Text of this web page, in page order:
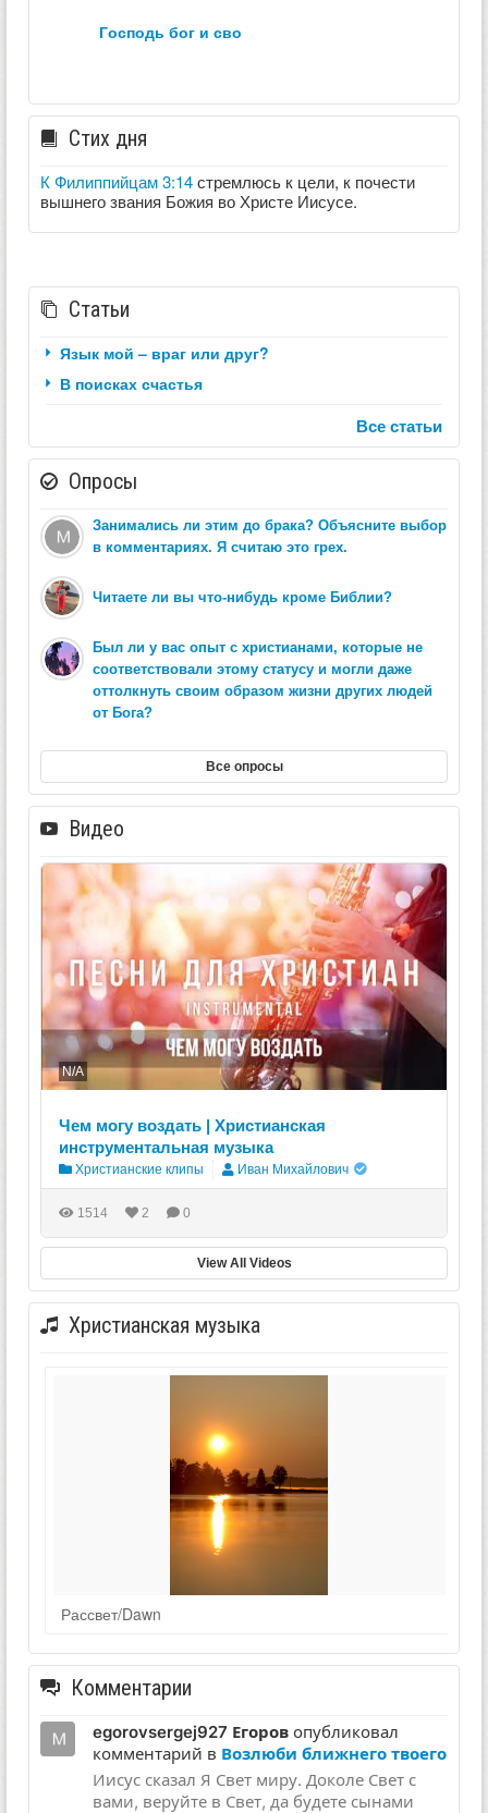
господь бог и сво
Стих дня
К Филиппийцам 3:14стремлюсь к цели, к почести
вышнего звания Божия во Христе Иисусе.
Статьи
Язык мой – враг или друг?
В поисках счастья
Все статьи
Опросы
Занимались ли этим до брака? Объясните выбор
в комментариях. Я считаю это грех.
Читаете ли вы что-нибудь кроме Библии?
Был ли у вас опыт с христианами, которые не
соответствовали этому статусу и могли даже
оттолкнуть своим образом жизни других людей
от Бога?
Все опросы
Видео
N/A
Чем могу воздать | Христианская
инструментальная музыка
Христианские клипы Иван Михайлович
1514 2 0
View All Videos
Христианская музыка
Рассвет/Dawn
Комментарии
egorovsergej927 Егоров опубликовал
комментарий в Возлюби ближнего твоего
Иисус сказал Я Свет миру. Доколе Свет с
вами, веруйте в Свет, да будете сынами